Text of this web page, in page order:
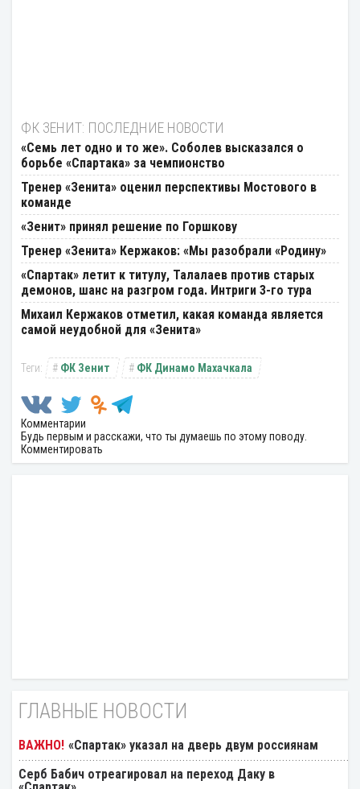
ФК ЗЕНИТ: ПОСЛЕДНИЕ НОВОСТИ
«Семь лет одно и то же». Соболев высказался о
борьбе «Спартака» за чемпионство
Тренер «Зенита» оценил перспективы Мостового в
команде
«Зенит» принял решение по Горшкову
Тренер «Зенита» Кержаков: «Мы разобрали «Родину»
«Спартак» летит к титулу, Талалаев против старых
демонов, шанс на разгром года. Интриги 3-го тура
Михаил Кержаков отметил, какая команда является
самой неудобной для «Зенита»
ФК Зенит ФК Динамо Махачкала
Комментарии
Будь первым и расскажи, что ты думаешь по этому поводу.
Комментировать
ГЛАВНЫЕ НОВОСТИ
«Спартак» указал на дверь двум россиянам
Серб Бабич отреагировал на переход Даку в